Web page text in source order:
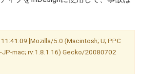
[Mozilla/5.0 (Macintosh; U; PPC
JP-mac; rv:1.8.1.16) Gecko/20080702